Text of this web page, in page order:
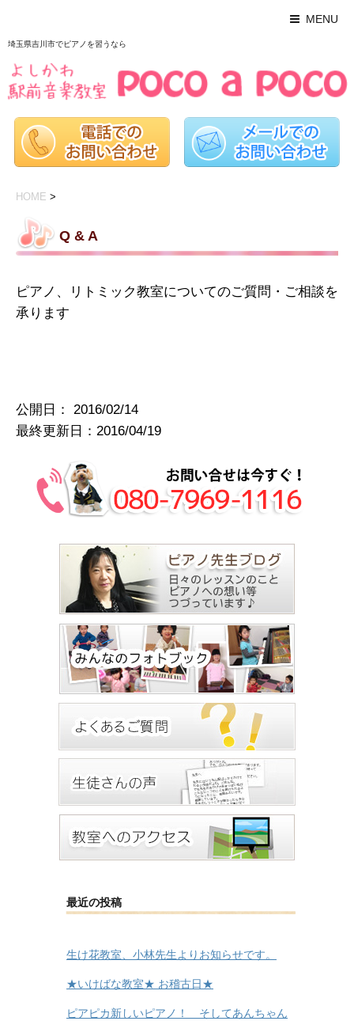
MENU
埼玉県吉川市でピアノを習うなら
HOME >
Q & A
ピアノ、リトミック教室についてのご質問・ご相談を
承ります
公開日： 2016/02/14
最終更新日：2016/04/19
最近の投稿
生け花教室、小林先生よりお知らせです。
★いけばな教室★ お稽古日★
ピアピカ新しいピアノ！ そしてあんちゃん